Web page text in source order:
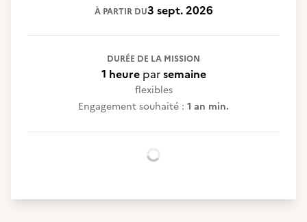
À PARTIR DU3 sept. 2026
DURÉE DE LA MISSION
1 heureparsemaine
flexibles
Engagement souhaité : 1 an min.
Chargement...